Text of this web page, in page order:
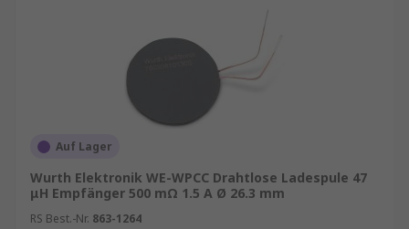
Auf Lager
Wurth Elektronik WE-WPCC Drahtlose Ladespule 47
μH Empfänger 500 mΩ 1.5 A Ø 26.3 mm
RS Best.-Nr. 863-1264